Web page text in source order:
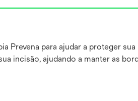
Prevena para ajudar a proteger
incisão, ajudando a manter as